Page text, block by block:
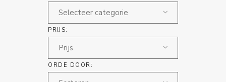
Selecteer categorie
PRIJS:
Prijs
ORDE DOOR: